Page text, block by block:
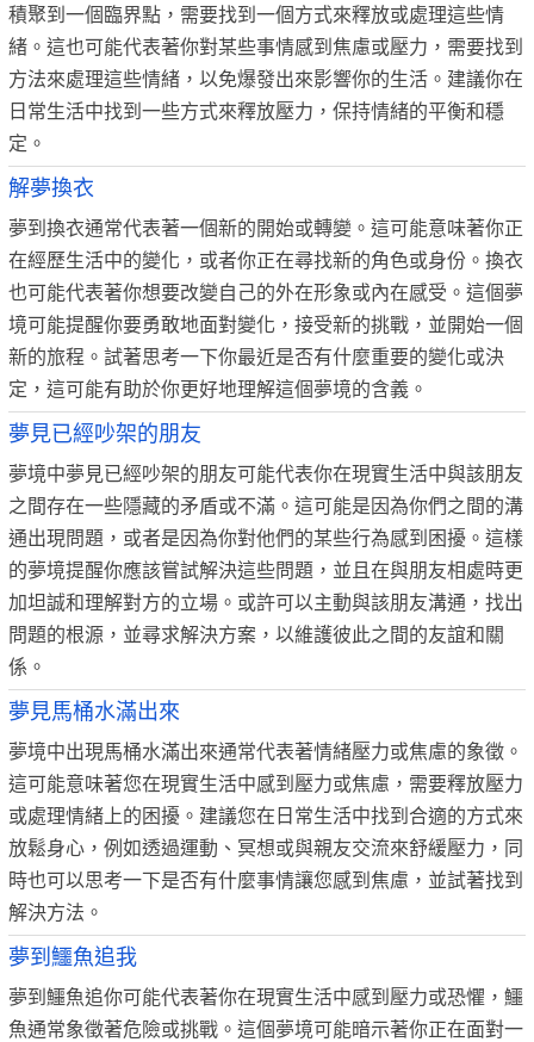
積聚到一個臨界點，需要找到一個方式來釋放或處理這些情
緒。這也可能代表著你對某些事情感到焦慮或壓力，需要找到
方法來處理這些情緒，以免爆發出來影響你的生活。建議你在
日常生活中找到一些方式來釋放壓力，保持情緒的平衡和穩
定。
解夢換衣
夢到換衣通常代表著一個新的開始或轉變。這可能意味著你正
在經歷生活中的變化，或者你正在尋找新的角色或身份。換衣
也可能代表著你想要改變自己的外在形象或內在感受。這個夢
境可能提醒你要勇敢地面對變化，接受新的挑戰，並開始一個
新的旅程。試著思考一下你最近是否有什麼重要的變化或決
定，這可能有助於你更好地理解這個夢境的含義。
夢見已經吵架的朋友
夢境中夢見已經吵架的朋友可能代表你在現實生活中與該朋友
之間存在一些隱藏的矛盾或不滿。這可能是因為你們之間的溝
通出現問題，或者是因為你對他們的某些行為感到困擾。這樣
的夢境提醒你應該嘗試解決這些問題，並且在與朋友相處時更
加坦誠和理解對方的立場。或許可以主動與該朋友溝通，找出
問題的根源，並尋求解決方案，以維護彼此之間的友誼和關
係。
夢見馬桶水滿出來
夢境中出現馬桶水滿出來通常代表著情緒壓力或焦慮的象徵。
這可能意味著您在現實生活中感到壓力或焦慮，需要釋放壓力
或處理情緒上的困擾。建議您在日常生活中找到合適的方式來
放鬆身心，例如透過運動、冥想或與親友交流來舒緩壓力，同
時也可以思考一下是否有什麼事情讓您感到焦慮，並試著找到
解決方法。
夢到鱷魚追我
夢到鱷魚追你可能代表著你在現實生活中感到壓力或恐懼，鱷
魚通常象徵著危險或挑戰。這個夢境可能暗示著你正在面對一